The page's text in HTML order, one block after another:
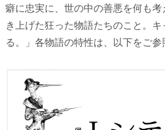
癖に忠実に、世の中の善悪を何も
き上げた狂った物語たちのこと。
る。」各物語の特性は、以下をご参